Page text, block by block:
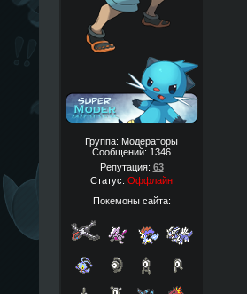
Группа: Модераторы
Сообщений: 1346
Репутация: 63
Статус: Оффлайн
Покемоны сайта: